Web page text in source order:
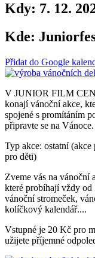
Kdy: 7. 12.
Kde:
Přidat do Google
V JUNIOR FILM
konají vánoční akce,
spojené s promítáním
připravte se na Vánoce.
Typ akce: ostatní
pro děti)
Zveme vás na
které probíhají vždy
vánoční stromeček,
kolíčkový kalendář....
Vstupné je 20 Kč pro
užijete příjemné